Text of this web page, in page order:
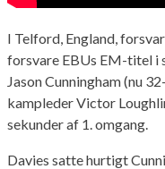
I Telford, England,
forsvare EBUs EM-titel i
Jason Cunningham (nu
kampleder Victor
sekunder af 1. omgang.
Davies satte hurtigt